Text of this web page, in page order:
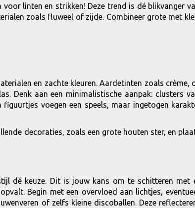
linten en strikken! Deze trend is dé blikvanger
zoals fluweel of zijde. Combineer grote met
en zachte kleuren. Aardetinten zoals
Denk aan een minimalistische aanpak: clusters
voegen een speels, maar ingetogen
decoraties, zoals een grote houten ster, en
dé keuze. Dit is jouw kans om te schitteren met
Begin met een overvloed aan lichtjes,
of zelfs kleine discoballen. Deze